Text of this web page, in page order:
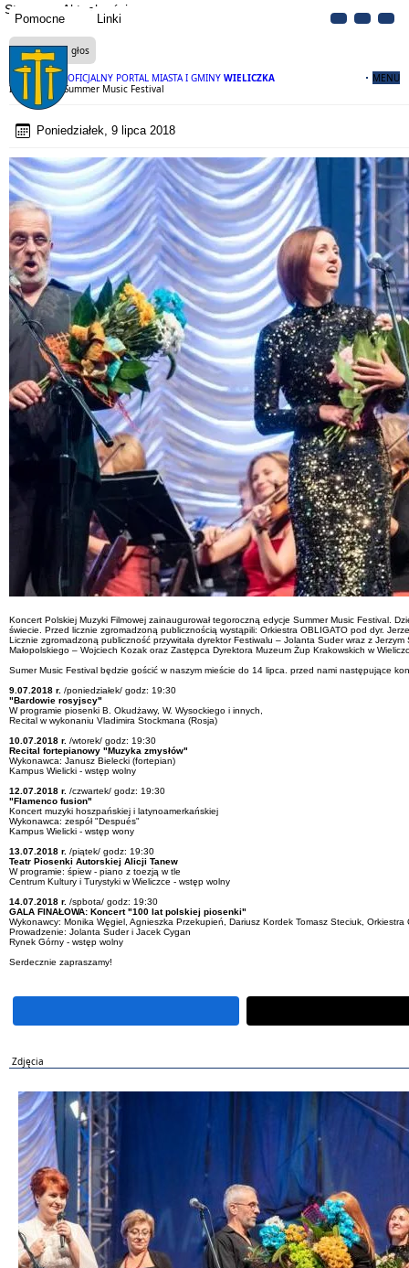
Pomocne Linki
OFICJALNY PORTAL MIASTA I GMINY WIELICZKA MENU
Strona Aktualności
Czytaj na głos
Inauguracja Summer Music Festival
Poniedziałek, 9 lipca 2018
Koncert Polskiej Muzyki Filmowej zainaugurował tegoroczną edycje Summer Music Festival.
świecie. Przed licznie zgromadzoną publicznością wystąpili: Orkiestra OBLIGATO pod dyr.
Licznie zgromadzoną publiczność przywitała dyrektor Festiwalu – Jolanta Suder wraz z
Małopolskiego – Wojciech Kozak oraz Zastępca Dyrektora Muzeum Żup Krakowskich w
Sumer Music Festival będzie gościć w naszym mieście do 14 lipca. przed nami następujące
9.07.2018 r. /poniedziałek/ godz: 19:30
"Bardowie rosyjscy"
W programie piosenki B. Okudżawy, W. Wysockiego i innych,
Recital w wykonaniu Vladimira Stockmana (Rosja)
10.07.2018 r. /wtorek/ godz: 19:30
Recital fortepianowy "Muzyka zmysłów"
Wykonawca: Janusz Bielecki (fortepian)
Kampus Wielicki - wstęp wolny
12.07.2018 r. /czwartek/ godz: 19:30
"Flamenco fusion"
Koncert muzyki hoszpańskiej i latynoamerkańskiej
Wykonawca: zespół "Después"
Kampus Wielicki - wstęp wony
13.07.2018 r. /piątek/ godz: 19:30
Teatr Piosenki Autorskiej Alicji Tanew
W programie: śpiew - piano z toezją w tle
Centrum Kultury i Turystyki w Wieliczce - wstęp wolny
14.07.2018 r. /spbota/ godz: 19:30
GALA FINAŁOWA: Koncert "100 lat polskiej piosenki"
Wykonawcy: Monika Węgiel, Agnieszka Przekupień, Dariusz Kordek Tomasz Steciuk,
Prowadzenie: Jolanta Suder i Jacek Cygan
Rynek Górny - wstęp wolny
Serdecznie zapraszamy!
Zdjęcia